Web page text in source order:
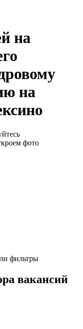
на
на
фото
фильтры
вакансий